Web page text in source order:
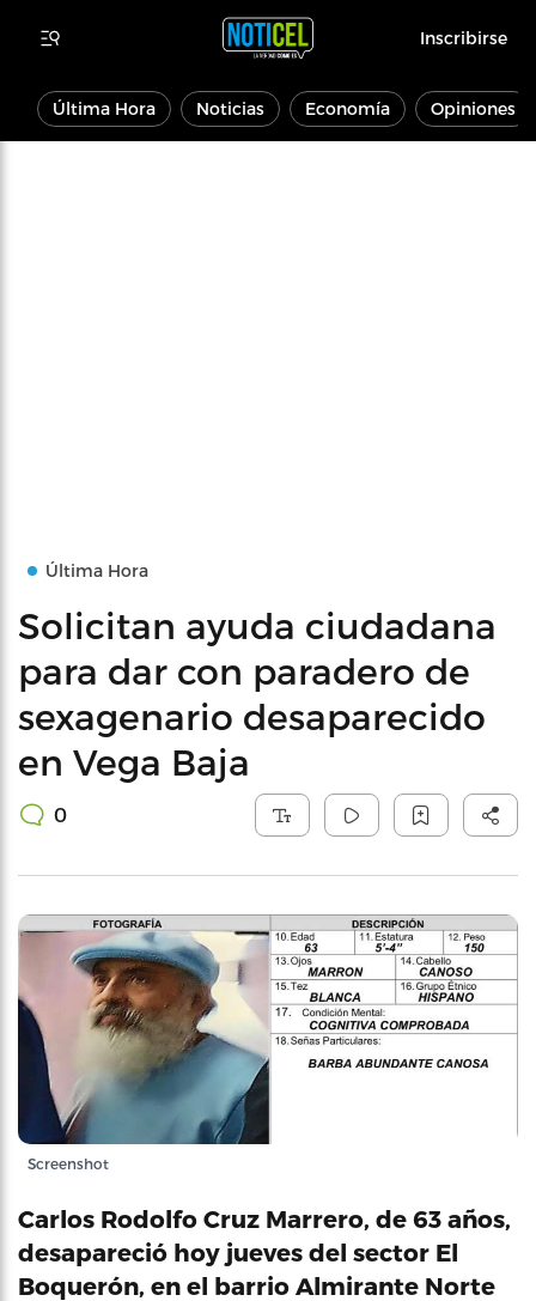
Inscribirse
Última Hora Noticias Economía Opiniones
Última Hora
Solicitan ayuda ciudadana
para dar con paradero de
sexagenario desaparecido
en Vega Baja
0
Screenshot
Carlos Rodolfo Cruz Marrero, de 63 años,
desapareció hoy jueves del sector El
Boquerón, en el barrio Almirante Norte